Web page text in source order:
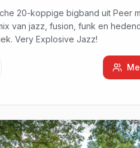
20-koppige bigband uit Peer
van jazz, fusion, funk en
Very Explosive Jazz!